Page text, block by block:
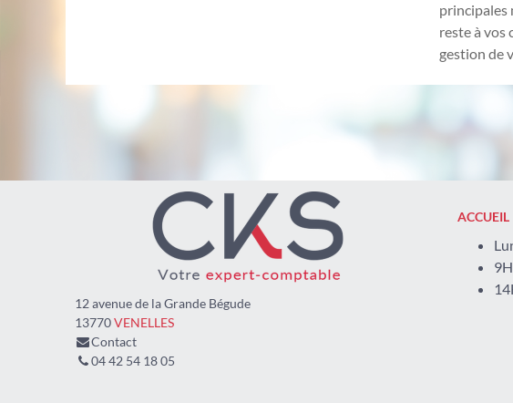
principales
reste à vos
gestion de
12 avenue de la Grande Bégude
13770VENELLES
Contact
04 42 54 18 05
ACCUEIL